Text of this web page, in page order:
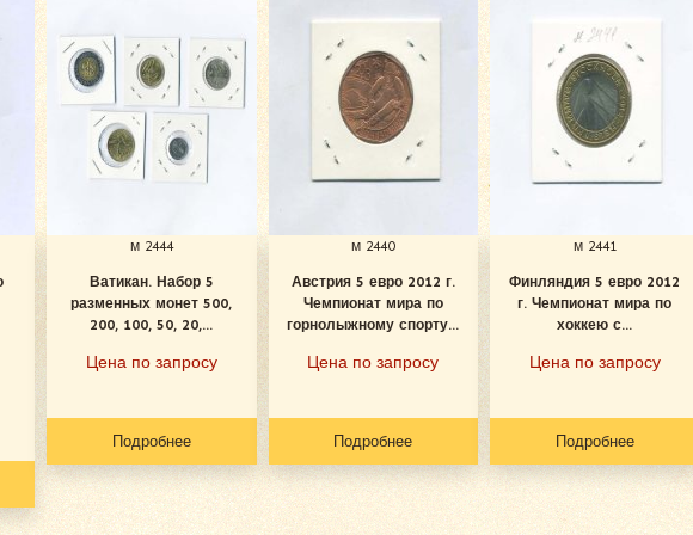
м 2444
Ватикан. Набор 5
разменных монет 500,
200, 100, 50, 20,...
Цена по запросу
Подробнее
м 2440
Австрия 5 евро 2012 г.
Чемпионат мира по
горнолыжному спорту...
Цена по запросу
Подробнее
м 2441
Финляндия 5 евро 2012
г. Чемпионат мира по
хоккею с...
Цена по запросу
Подробнее